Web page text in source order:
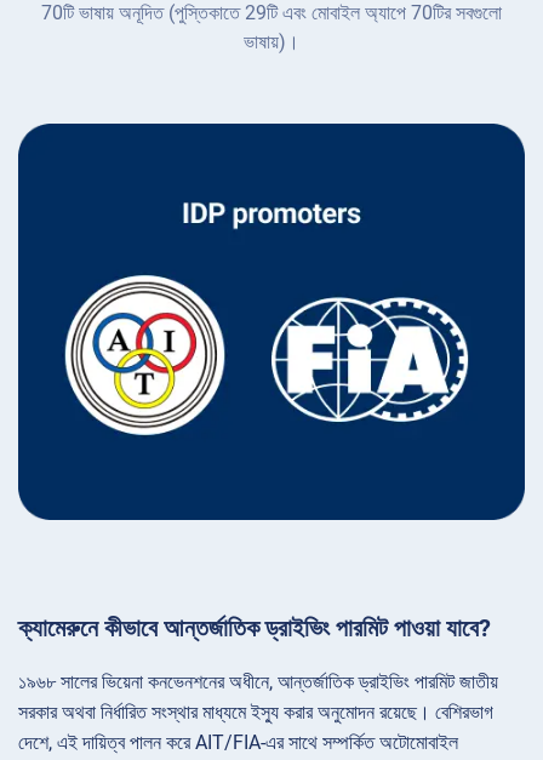
70টি ভাষায় অনূদিত (পুস্তিকাতে 29টি এবং মোবাইল অ্যাপে 70টির সবগুলো
ভাষায়)।
ক্যামেরুনে কীভাবে আন্তর্জাতিক ড্রাইভিং পারমিট পাওয়া যাবে?
১৯৬৮ সালের ভিয়েনা কনভেনশনের অধীনে, আন্তর্জাতিক ড্রাইভিং পারমিট জাতীয়
সরকার অথবা নির্ধারিত সংস্থার মাধ্যমে ইস্যু করার অনুমোদন রয়েছে। বেশিরভাগ
দেশে, এই দায়িত্ব পালন করে AIT/FIA-এর সাথে সম্পর্কিত অটোমোবাইল